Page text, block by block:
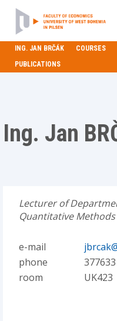
ING. JAN BRČÁK COURSES
PUBLICATIONS
Ing. Jan
Lecturer of
Quantitative Methods
e-mail
phone
room
UK423